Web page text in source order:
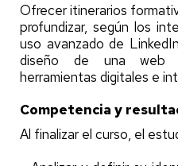
Ofrecer itinerarios
profundizar, según los
uso avanzado de
diseño de una web
herramientas digitales e
Competencia y
Al finalizar el curso, el